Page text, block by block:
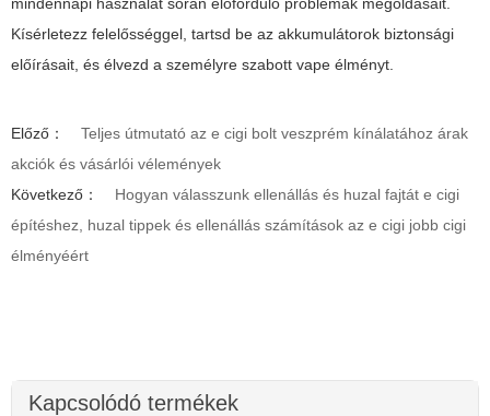
Kísérletezz felelősséggel, tartsd be az akkumulátorok biztonsági
előírásait, és élvezd a személyre szabott vape élményt.
Előző：
Teljes útmutató az e cigi bolt veszprém kínálatához árak
akciók és vásárlói vélemények
Következő：
Hogyan válasszunk ellenállás és huzal fajtát e cigi
építéshez, huzal tippek és ellenállás számítások az e cigi jobb cigi
élményéért
Kapcsolódó termékek